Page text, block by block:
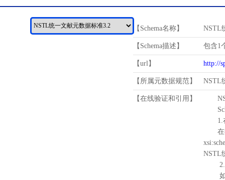
【Schema名称】 NSTL
【Schema描述】 包含1
【url】 http://
【所属元数据规范】 NSTL
【在线验证和引用】
1.
在待
NSTL
2.
如需